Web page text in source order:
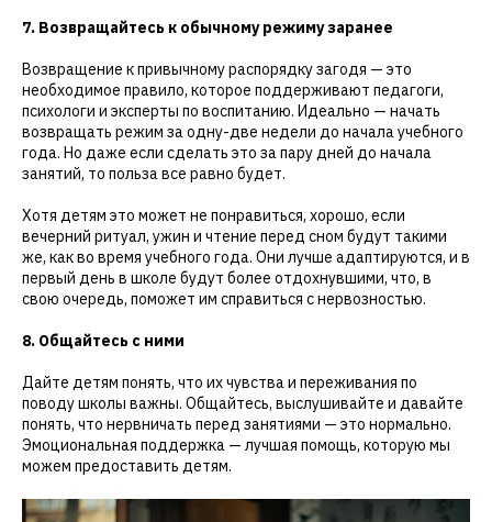
7. Возвращайтесь к обычному режиму заранее
Возвращение к привычному распорядку загодя — это
необходимое правило, которое поддерживают педагоги,
психологи и эксперты по воспитанию. Идеально — начать
возвращать режим за одну-две недели до начала учебного
года. Но даже если сделать это за пару дней до начала
занятий, то польза все равно будет.
Хотя детям это может не понравиться, хорошо, если
вечерний ритуал, ужин и чтение перед сном будут такими
же, как во время учебного года. Они лучше адаптируются, и в
первый день в школе будут более отдохнувшими, что, в
свою очередь, поможет им справиться с нервозностью.
8. Общайтесь с ними
Дайте детям понять, что их чувства и переживания по
поводу школы важны. Общайтесь, выслушивайте и давайте
понять, что нервничать перед занятиями — это нормально.
Эмоциональная поддержка — лучшая помощь, которую мы
можем предоставить детям.